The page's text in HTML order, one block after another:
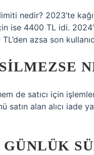
nedir? 2023’te
ise 4400 TL idi.
azsa son
de satıcı için
satın alan alıcı iade
GÜNLÜK